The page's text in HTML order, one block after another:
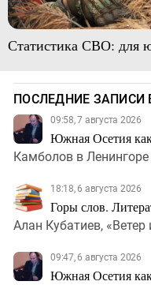
Статистика СВО: для
ПОСЛЕДНИЕ ЗАПИСИ
09:58, 7 августа 2026
Южная Осетия
Камболов в Ленингоре
18:18, 6 августа 2026
Горы слов.
Алан Кубатиев, «Ветер
09:47, 6 августа 2026
Южная Осетия